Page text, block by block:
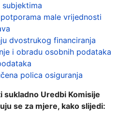
male vrijednosti
dvostrukog financiranja
i obradu osobnih podataka
polica osiguranja
Uredbi Komisije
se za mjere, kako slijedi: